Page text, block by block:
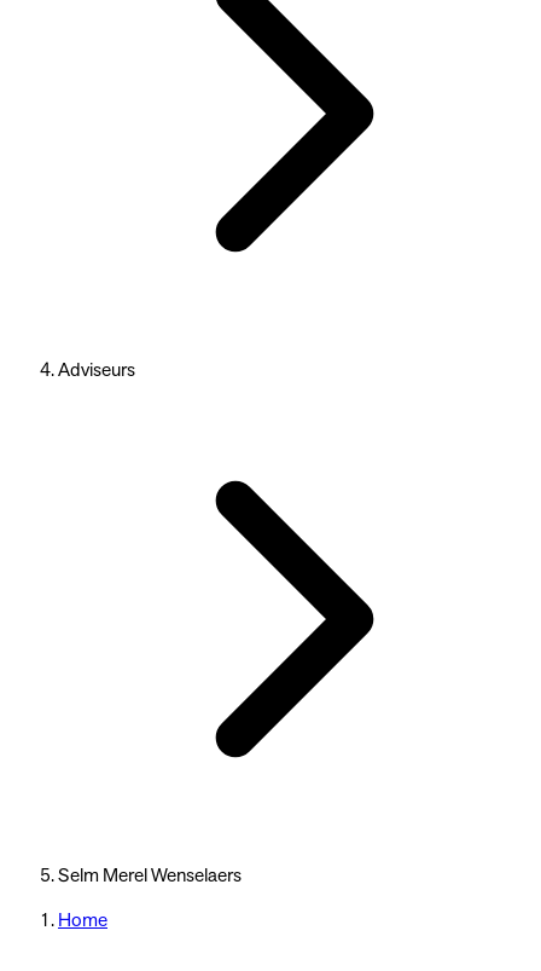
Adviseurs
Selm Merel Wenselaers
Home